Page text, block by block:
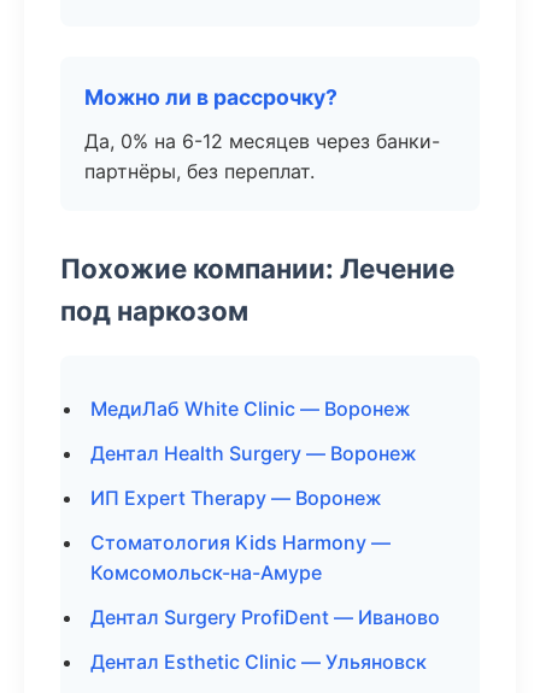
Можно ли в рассрочку?
Да, 0% на 6-12 месяцев через банки-
партнёры, без переплат.
Похожие компании: Лечение
под наркозом
МедиЛаб White Clinic — Воронеж
Дентал Health Surgery — Воронеж
ИП Expert Therapy — Воронеж
Стоматология Kids Harmony —
Комсомольск-на-Амуре
Дентал Surgery ProfiDent — Иваново
Дентал Esthetic Clinic — Ульяновск